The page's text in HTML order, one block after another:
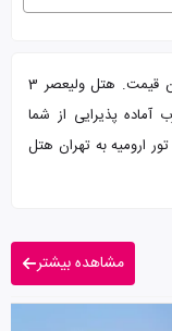
تور تهران از ارومیه هتل ولیعصر با تضمین بهترین قیمت. هتل ولیعصر 3
آماده پذیرایی از شما
ارومیه به تهران هتل
مشاهده بیشتر